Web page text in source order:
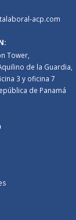
acp.com
Tower,
de la Guardia,
3 y oficina 7
de Panamá